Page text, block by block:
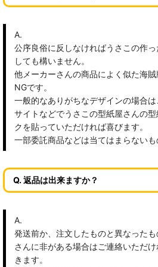
A.
公序良俗に反しなければうさこの作
しても構いません。
他メーカーさんの商品によく似た海
NGです。
一般的なありがちなデザインの場合は
サイトなどでうさこの型紙屋さんの
クを貼っていただければ喜びます。
一部委託商品などは当てはまらないも
Q. 返品は出来ますか？
A.
発送前か、注文したものと異なった
さんに非がある場合はご連絡いただ
きます。